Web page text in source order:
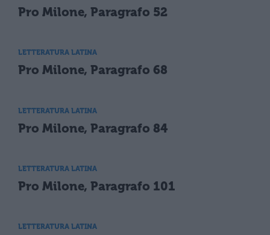
Pro Milone, Paragrafo 52
LETTERATURA LATINA
Pro Milone, Paragrafo 68
LETTERATURA LATINA
Pro Milone, Paragrafo 84
LETTERATURA LATINA
Pro Milone, Paragrafo 101
LETTERATURA LATINA